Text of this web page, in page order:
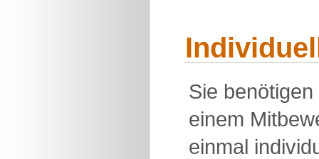
Sie
einem
einmal